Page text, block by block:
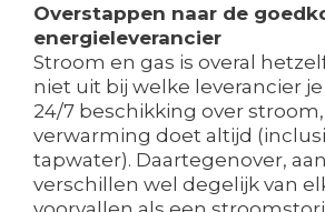
Overstappen naar de
energieleverancier
Stroom en gas is overal
niet uit bij welke leverancier
24/7 beschikking over
verwarming doet altijd
tapwater). Daartegenover,
verschillen wel degelijk van